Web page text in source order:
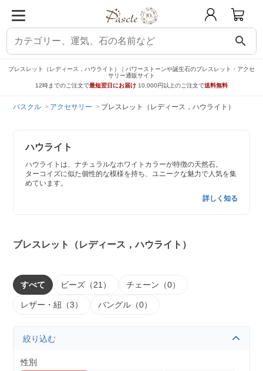
search
ブレスレット（レディース，ハウライト）｜パワーストーンや誕生石のブレスレット・アクセ
サリー通販サイト
12時までのご注文で最短翌日にお届け 10,000円以上のご注文で送料無料
パスクル アクセサリー ブレスレット（レディース，ハウライト）
ハウライト
ハウライトは、ナチュラルなホワイトカラーが特徴の天然石。
ターコイズに似た個性的な模様を持ち、ユニークな魅力で人気を集
めています。
詳しく知る
ブレスレット（レディース，ハウライト）
すべて ビーズ（21） チェーン（0）
レザー・紐（3） バングル（0）
絞り込む
性別